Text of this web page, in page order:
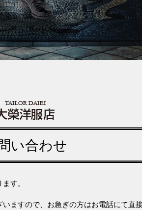
い合わせ
す。
ますので、お急ぎの方はお電話にて直